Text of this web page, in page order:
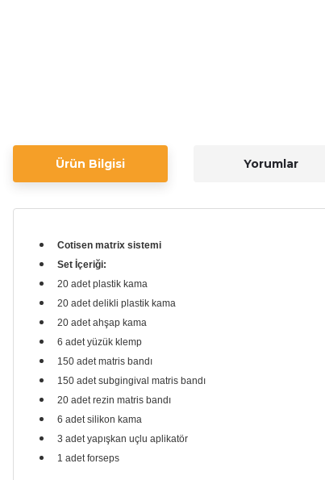
Ürün Bilgisi Yorumlar
Cotisen matrix sistemi
Set İçeriği:
20 adet plastik kama
20 adet delikli plastik kama
20 adet ahşap kama
6 adet yüzük klemp
150 adet matris bandı
150 adet subgingival matris bandı
20 adet rezin matris bandı
6 adet silikon kama
3 adet yapışkan uçlu aplikatör
1 adet forseps